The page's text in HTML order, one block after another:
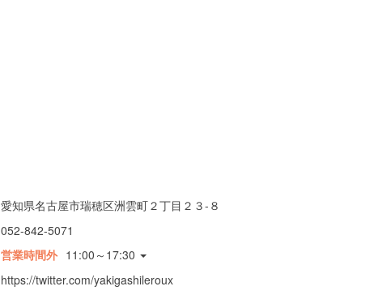
愛知県名古屋市瑞穂区洲雲町２丁目２３-８
052-842-5071
営業時間外 11:00～17:30
https://twitter.com/yakigashileroux